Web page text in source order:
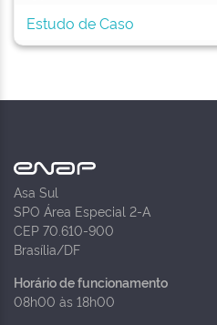
Estudo de Caso
Asa Sul
SPO Área Especial 2-A
CEP 70.610-900
Brasília/DF
Horário de funcionamento
08h00 às 18h00